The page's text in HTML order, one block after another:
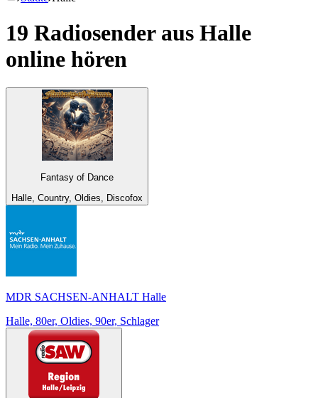
19 Radiosender aus Halle
online hören
Fantasy of Dance
Halle, Country, Oldies, Discofox
MDR SACHSEN-ANHALT Halle
Halle, 80er, Oldies, 90er, Schlager